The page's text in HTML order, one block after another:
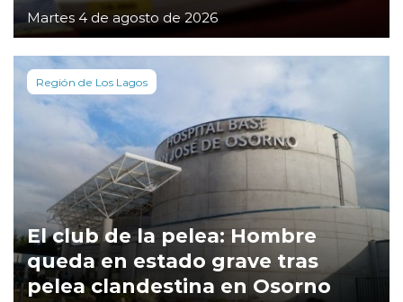
Martes 4 de agosto de 2026
Región de Los Lagos
El club de la pelea: Hombre
queda en estado grave tras
pelea clandestina en Osorno